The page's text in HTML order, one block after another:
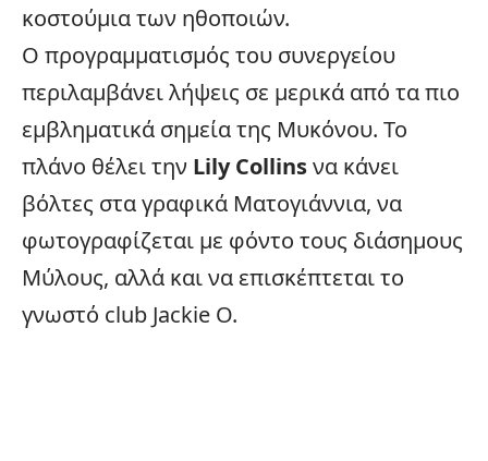
κοστούμια των ηθοποιών.
Ο προγραμματισμός του συνεργείου
περιλαμβάνει λήψεις σε μερικά από τα πιο
εμβληματικά σημεία της Μυκόνου. Το
πλάνο θέλει την Lily Collinsνα κάνει
βόλτες στα γραφικά Ματογιάννια, να
φωτογραφίζεται με φόντο τους διάσημους
Μύλους, αλλά και να επισκέπτεται το
γνωστό club Jackie O.